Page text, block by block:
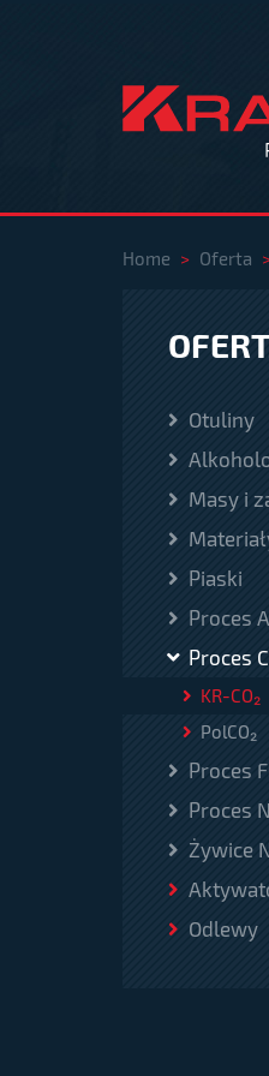
Home > Oferta
Otuliny
Masy i
Piaski
Proces
Proces
KR-CO₂
PolCO₂
Proces
Proces
Żywice
Odlewy